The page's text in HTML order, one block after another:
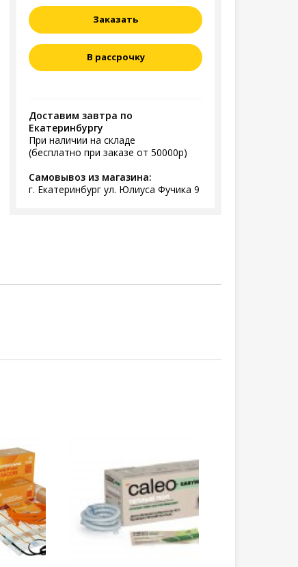
Заказать
В рассрочку
Доставим завтра по
Екатеринбургу
При наличии на складе
(бесплатно при заказе от 50000р)
Самовывоз из магазина:
г. Екатеринбург ул. Юлиуса Фучика 9